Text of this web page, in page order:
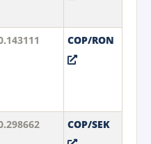
COP/RON
COP/SEK